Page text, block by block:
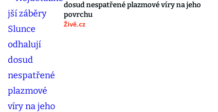
dosud nespatřené plazmové víry na jeho
povrchu
Živě.cz